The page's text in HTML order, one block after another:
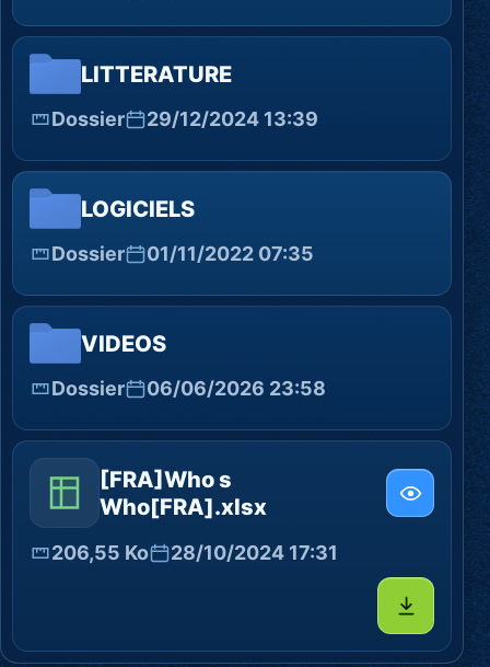
LITTERATURE
Dossier 29/12/2024 13:39
LOGICIELS
Dossier 01/11/2022 07:35
VIDEOS
Dossier 06/06/2026 23:58
[FRA]Who s
Who[FRA].xlsx
206,55 Ko 28/10/2024 17:31